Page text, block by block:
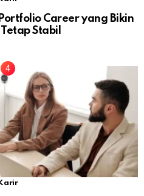
Career yang Bikin
Stabil
Karir